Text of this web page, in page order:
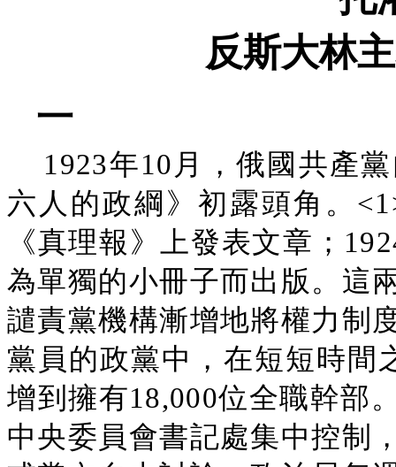
反斯大林
一
1923年10月，俄國共產
六人的政綱》初露頭角。
《真理報》上發表文章；
為單獨的小冊子而出版。這
譴責黨機構漸增地將權力制
黨員的政黨中，在短短時間
增到擁有18,000位全職幹部
中央委員會書記處集中控制